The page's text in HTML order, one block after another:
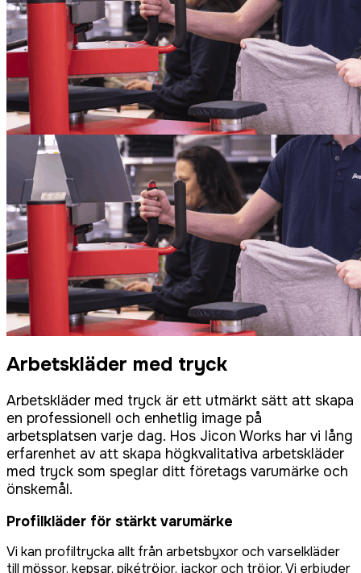
Arbetskläder med tryck
Arbetskläder med tryck är ett utmärkt sätt att skapa
en professionell och enhetlig image på
arbetsplatsen varje dag. Hos Jicon Works har vi lång
erfarenhet av att skapa högkvalitativa arbetskläder
med tryck som speglar ditt företags varumärke och
önskemål.
Profilkläder för stärkt varumärke
Vi kan profiltrycka allt från arbetsbyxor och varselkläder
till mössor, kepsar, pikétröjor, jackor och tröjor. Vi erbjuder